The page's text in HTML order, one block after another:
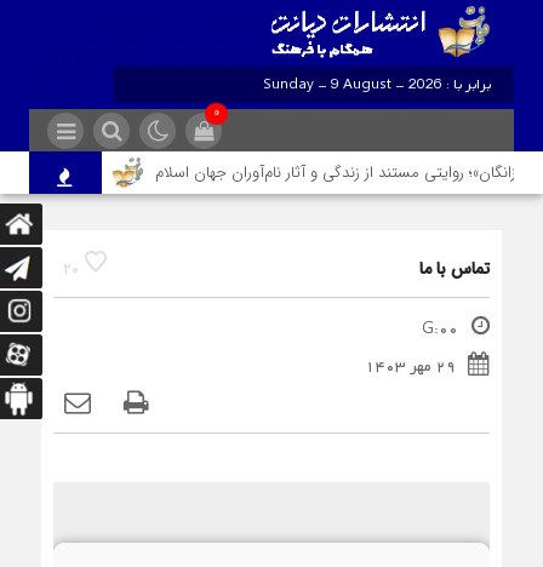
برابر با : Sunday - 9 August - 2026
۰
روایتی مستند از زندگی و آثار نام‌آوران جهان اسلام «من، عشق، تو
۲۰ تماس با ما
G:۰۰
۲۹ مهر ۱۴۰۳